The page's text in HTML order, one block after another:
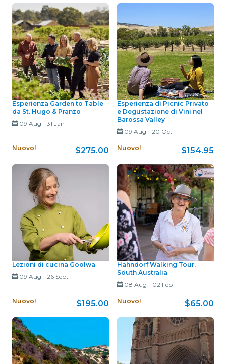
Esperienza Garden to Table
da St. Hugo & Pranzo
09 Aug - 31 Jan
Nuovo! $275.00
Esperienza di Picnic Privato
e Degustazione di Vini nel
Barossa Valley
09 Aug - 20 Oct
Nuovo! $154.95
Lezioni di cucina Goolwa
09 Aug - 26 Sept
Nuovo! $195.00
Hahndorf Walking Tour,
South Australia
08 Aug - 02 Feb
Nuovo! $65.00